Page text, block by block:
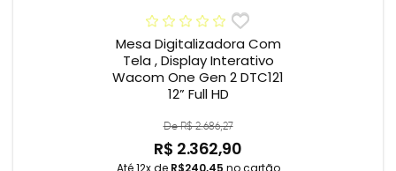
Mesa Digitalizadora Com
Tela , Display Interativo
Wacom One Gen 2 DTC121
12” Full HD
De R$ 2.686,27
R$ 2.362,90